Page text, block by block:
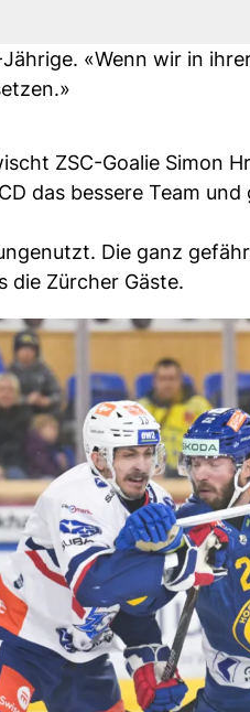
«Wenn wir in
ZSC-Goalie Simon
das bessere Team
Die ganz
die Zürcher Gäste.